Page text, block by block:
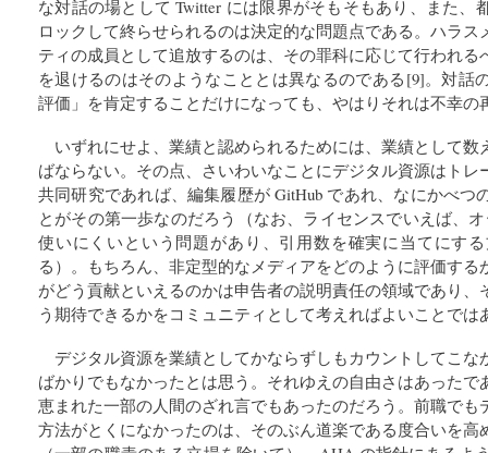
な対話の場として Twitter には限界がそもそもあり、また、
ロックして終らせられるのは決定的な問題点である。ハラ
ティの成員として追放するのは、その罪科に応じて行われ
を退けるのはそのようなこととは異なるのである[9]。対話
評価」を肯定することだけになっても、やはりそれは不幸の
いずれにせよ、業績と認められるためには、業績として
ばならない。その点、さいわいなことにデジタル資源はト
共同研究であれば、編集履歴が GitHub であれ、なにかべつ
とがその第一歩なのだろう（なお、ライセンスでいえば、
使いにくいという問題があり、引用数を確実に当てにす
る）。もちろん、非定型的なメディアをどのように評価す
がどう貢献といえるのかは申告者の説明責任の領域であり
う期待できるかをコミュニティとして考えればよいことでは
デジタル資源を業績としてかならずしもカウントしてこ
ばかりでもなかったとは思う。それゆえの自由さはあった
恵まれた一部の人間のざれ言でもあったのだろう。前職でも
方法がとくになかったのは、そのぶん道楽である度合いを高